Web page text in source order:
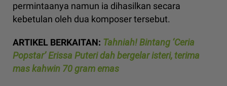
permintaanya namun ia dihasilkan secara
kebetulan oleh dua komposer tersebut.
ARTIKEL BERKAITAN: Tahniah! Bintang ‘Ceria
Popstar’ Erissa Puteri dah bergelar isteri, terima
mas kahwin 70 gram emas